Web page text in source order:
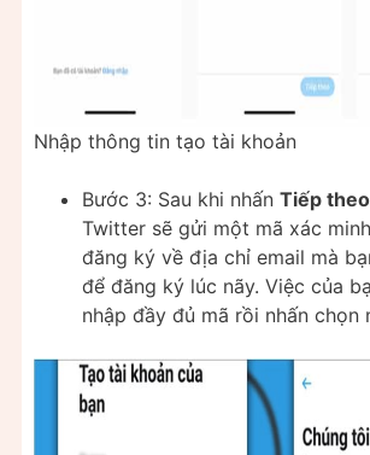
Nhập thông tin tạo tài khoản
Bước 3: Sau khi nhấn Tiếp theo
Twitter sẽ gửi một mã xác
đăng ký về địa chỉ email mà
để đăng ký lúc nãy. Việc của
nhập đầy đủ mã rồi nhấn chọn